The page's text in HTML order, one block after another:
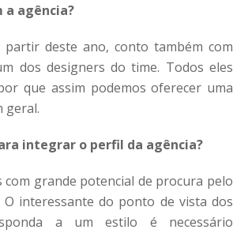
a agência?
deste ano, conto também com
dos designers do time. Todos eles
que assim podemos oferecer uma
geral.
integrar o perfil da agência?
grande potencial de procura pelo
interessante do ponto de vista dos
a um estilo é necessário